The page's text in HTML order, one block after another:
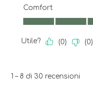
Comfort
Comfort, 3.0 su 5
Utile? (0) (0)
1 – 8 di 30 recensioni